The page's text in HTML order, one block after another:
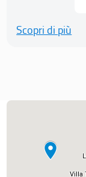
Scopri di più